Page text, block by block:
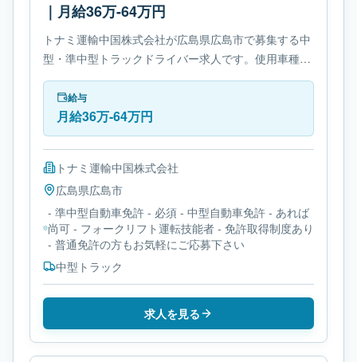
｜月給36万-64万円
トナミ運輸中国株式会社が広島県広島市で募集する中
型・準中型トラックドライバー求人です。使用車種は
中型トラックです。勤務時間は- 変形労働時間制で
す。必要免許は- 準中型自動車免許です。
給与
月給36万-64万円
トナミ運輸中国株式会社
広島県広島市
- 準中型自動車免許 - 必須 - 中型自動車免許 - あれば
尚可 - フォークリフト運転技能者 - 免許取得制度あり
- 普通免許の方もお気軽にご応募下さい
中型トラック
求人を見る